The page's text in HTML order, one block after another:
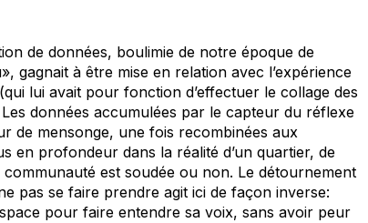
de données, boulimie de notre époque de
gagnait à être mise en relation avec l’expérience
lui avait pour fonction d’effectuer le collage des
données accumulées par le capteur du réflexe
de mensonge, une fois recombinées aux
en profondeur dans la réalité d’un quartier, de
est soudée ou non. Le détournement
pas se faire prendre agit ici de façon inverse:
pour faire entendre sa voix, sans avoir peur